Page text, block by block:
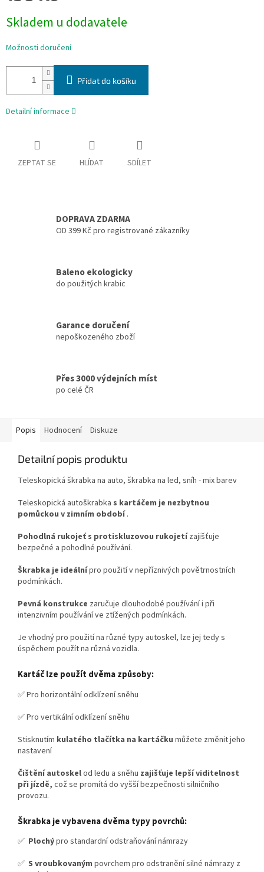
cena:
Skladem u dodavatele
Možnosti doručení
Přidat do košíku
Detailní informace
ZEPTAT SE HLÍDAT SDÍLET
DOPRAVA ZDARMA
OD 399 Kč pro registrované zákazníky
Baleno ekologicky
do použitých krabic
Garance doručení
nepoškozeného zboží
Přes 3000 výdejních míst
po celé ČR
Popis Hodnocení Diskuze
Detailní popis produktu
Teleskopická škrabka na auto, škrabka na led, sníh - mix barev
Teleskopická autoškrabka s kartáčem je nezbytnou
pomůckou v zimním období.
Pohodlná rukojeť s protiskluzovou rukojetízajišťuje
bezpečné a pohodlné používání.
Škrabka je ideálnípro použití v nepříznivých povětrnostních
podmínkách.
Pevná konstrukce zaručuje dlouhodobé používání i při
intenzivním používání ve ztížených podmínkách.
Je vhodný pro použití na různé typy autoskel, lze jej tedy s
úspěchem použít na různá vozidla.
Kartáč lze použít dvěma způsoby:
✅ Pro horizontální odklízení sněhu
✅ Pro vertikální odklízení sněhu
Stisknutím kulatého tlačítka na kartáčku můžete změnit jeho
nastavení
Čištění autoskelod ledu a sněhu zajišťuje lepší viditelnost
při jízdě, což se promítá do vyšší bezpečnosti silničního
provozu.
Škrabka je vybavena dvěma typy povrchů:
✅ Plochýpro standardní odstraňování námrazy
✅ S vroubkovaným povrchem pro odstranění silné námrazy z